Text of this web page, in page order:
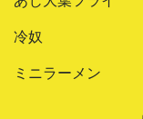
冷奴
ミニラーメン